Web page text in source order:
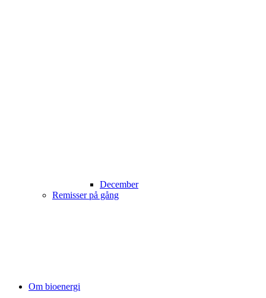
December
Remisser på gång
Om bioenergi